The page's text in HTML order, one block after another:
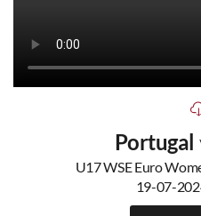
Portugal
U17 WSE Euro
19-07-